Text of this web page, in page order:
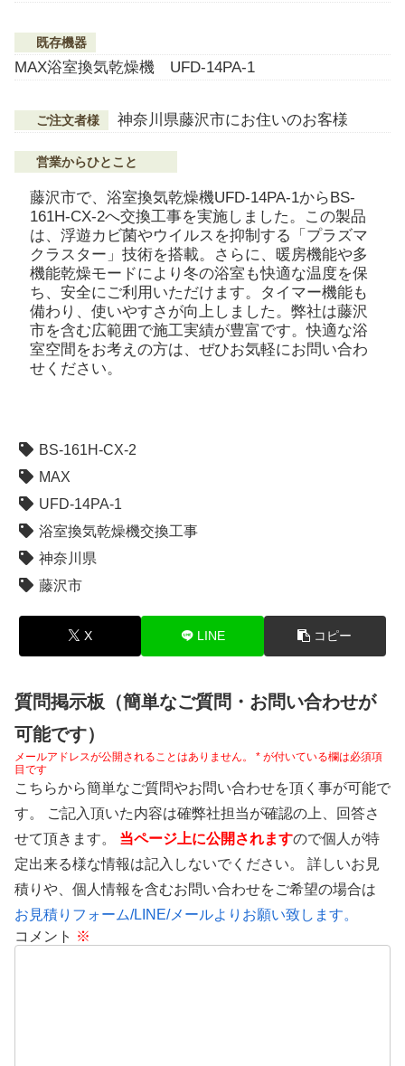
既存機器
MAX浴室換気乾燥機 UFD-14PA-1
ご注文者様 神奈川県藤沢市にお住いのお客様
営業からひとこと
藤沢市で、浴室換気乾燥機UFD-14PA-1からBS-
161H-CX-2へ交換工事を実施しました。この製品
は、浮遊カビ菌やウイルスを抑制する「プラズマ
クラスター」技術を搭載。さらに、暖房機能や多
機能乾燥モードにより冬の浴室も快適な温度を保
ち、安全にご利用いただけます。タイマー機能も
備わり、使いやすさが向上しました。弊社は藤沢
市を含む広範囲で施工実績が豊富です。快適な浴
室空間をお考えの方は、ぜひお気軽にお問い合わ
せください。
BS-161H-CX-2
MAX
UFD-14PA-1
浴室換気乾燥機交換工事
神奈川県
藤沢市
X LINE コピー
質問掲示板（簡単なご質問・お問い合わせが
可能です）
メールアドレスが公開されることはありません。 * が付いている欄は必須項
目です
こちらから簡単なご質問やお問い合わせを頂く事が可能で
す。 ご記入頂いた内容は確弊社担当が確認の上、回答さ
せて頂きます。 当ページ上に公開されますので個人が特
定出来る様な情報は記入しないでください。 詳しいお見
積りや、個人情報を含むお問い合わせをご希望の場合は
お見積りフォーム/LINE/メールよりお願い致します。
コメント ※